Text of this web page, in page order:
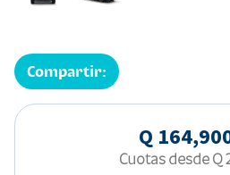
Compartir:
Q
Cuotas desde Q